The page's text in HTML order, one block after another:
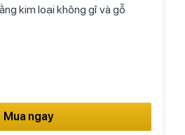
kim loại không gỉ và gỗ
Mua ngay